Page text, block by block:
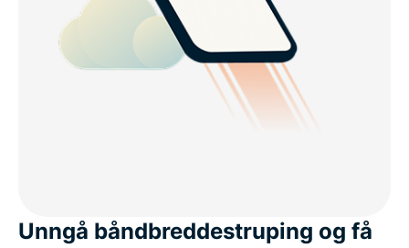
Unngå båndbreddestruping og få